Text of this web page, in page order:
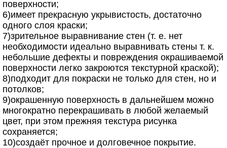
поверхности;
6)имеет прекрасную укрывистость, достаточно
одного слоя краски;
7)зрительное выравнивание стен (т. е. нет
необходимости идеально выравнивать стены т. к.
небольшие дефекты и повреждения окрашиваемой
поверхности легко закроются текстурной краской);
8)подходит для покраски не только для стен, но и
потолков;
9)окрашенную поверхность в дальнейшем можно
многократно перекрашивать в любой желаемый
цвет, при этом прежняя текстура рисунка
сохраняется;
10)создаёт прочное и долговечное покрытие.